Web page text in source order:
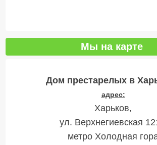
Мы на карте
Дом престарелых в
адрес:
Харьков,
ул. Верхнегиевская
метро Холодная